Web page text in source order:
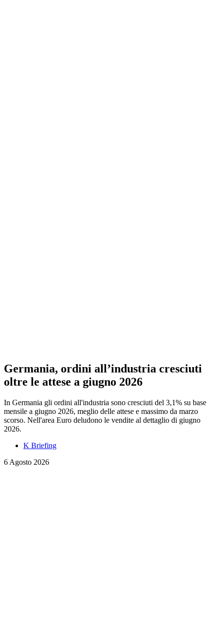
Germania, ordini all’industria cresciuti
oltre le attese a giugno 2026
In Germania gli ordini all'industria sono cresciuti del 3,1% su base
mensile a giugno 2026, meglio delle attese e massimo da marzo
scorso. Nell'area Euro deludono le vendite al dettaglio di giugno
2026.
K Briefing
6 Agosto 2026